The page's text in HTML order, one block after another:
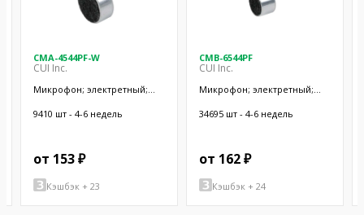
CMA-4544PF-W
CUI Inc.
Микрофон; электретный;
Ø9,7x4,5мм; SMT
9410 шт - 4-6 недель
от 153 ₽
Кэшбэк + 23
CMB-6544PF
CUI Inc.
Микрофон; электретный;
Ø9,4x6,5мм; 500мкА
34695 шт - 4-6 недель
от 162 ₽
Кэшбэк + 24